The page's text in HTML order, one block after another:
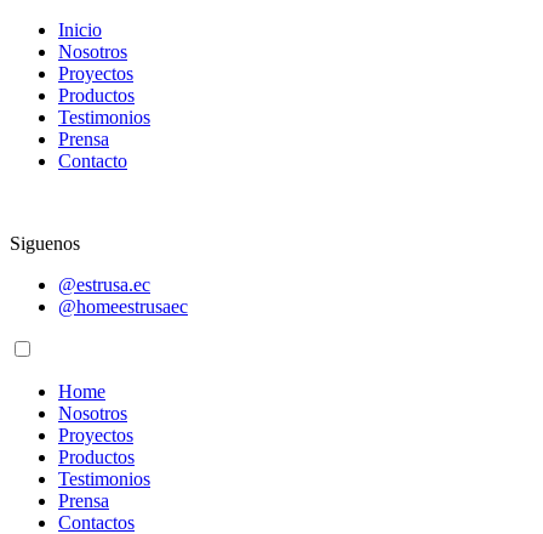
Inicio
Nosotros
Proyectos
Productos
Testimonios
Prensa
Contacto
Siguenos
@estrusa.ec
@homeestrusaec
Home
Nosotros
Proyectos
Productos
Testimonios
Prensa
Contactos